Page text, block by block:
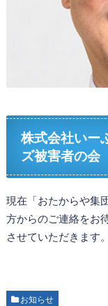
株式会社いー
ズ被害者の会
現在「おたからや集
方からのご連絡をお
させていただきます。
お知らせ